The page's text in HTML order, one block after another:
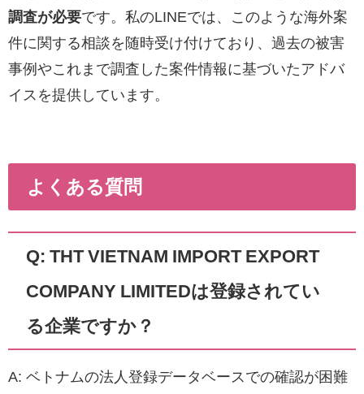
調査が必要です。私のLINEでは、このような海外案
件に関する相談を随時受け付けており、過去の被害
事例やこれまで調査した案件情報に基づいたアドバ
イスを提供しています。
よくある質問
Q: THT VIETNAM IMPORT EXPORT
COMPANY LIMITEDは登録されてい
る企業ですか？
A: ベトナムの法人登録データベースでの確認が困難